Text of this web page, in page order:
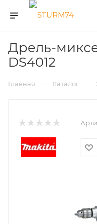
Дрель-
DS4012
Главная — Каталог —